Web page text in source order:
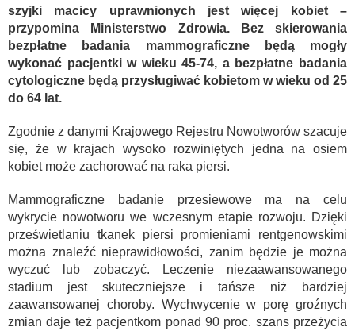
szyjki macicy uprawnionych jest więcej kobiet –
przypomina Ministerstwo Zdrowia. Bez skierowania
bezpłatne badania mammograficzne będą mogły
wykonać pacjentki w wieku 45-74, a bezpłatne badania
cytologiczne będą przysługiwać kobietom w wieku od 25
do 64 lat.
Zgodnie z danymi Krajowego Rejestru Nowotworów szacuje
się, że w krajach wysoko rozwiniętych jedna na osiem
kobiet może zachorować na raka piersi.
Mammograficzne badanie przesiewowe ma na celu
wykrycie nowotworu we wczesnym etapie rozwoju. Dzięki
prześwietlaniu tkanek piersi promieniami rentgenowskimi
można znaleźć nieprawidłowości, zanim będzie je można
wyczuć lub zobaczyć. Leczenie niezaawansowanego
stadium jest skuteczniejsze i tańsze niż bardziej
zaawansowanej choroby. Wychwycenie w porę groźnych
zmian daje też pacjentkom ponad 90 proc. szans przeżycia